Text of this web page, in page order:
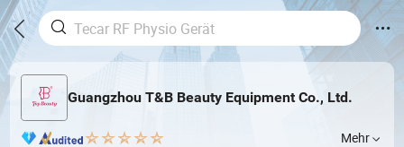
Guangzhou T&B Beauty Equipment Co., Ltd.
Mehr